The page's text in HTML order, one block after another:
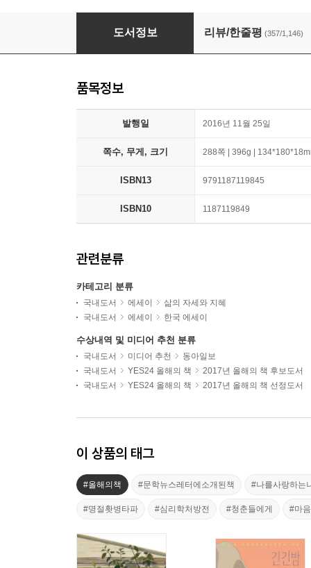
나는 나로 살기로 했다
도서정보 리뷰/한줄평 (357/1,146)
품목정보
발행일 2016년 11월 25일
쪽수, 무게, 크기 288쪽 | 396g |
ISBN13 9791187119845
ISBN10 1187119849
관련분류
카테고리 분류
국내도서 에세이
삶의 자세와 지혜
국내도서
에세이 한국 에세이
수상내역 및 미디어 추천 분류
국내도서 미디어 추천
동아일보
국내도서
YES24 올해의 책
2017년 올해의 책 후보도서
국내도서
YES24 올해의 책 2017년 올해의 책 선정도서
이 상품의 태그
#올해의책 #문학뉴스레터에소개된책 #나를사랑하는
#명절홧병타파 #심리학처방전 #청춘들에게 #마